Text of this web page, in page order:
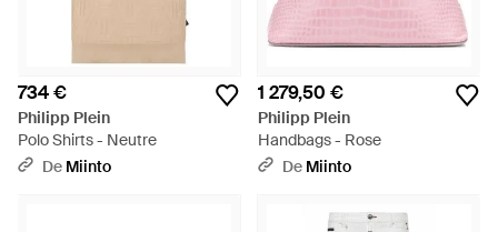
734 €
Philipp Plein
Polo Shirts - Neutre
De Miinto
1 279,50 €
Philipp Plein
Handbags - Rose
De Miinto